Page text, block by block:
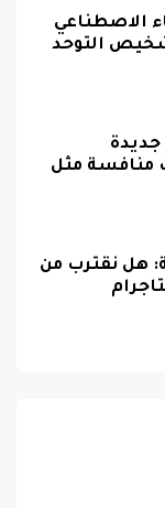
الاصطناعي
التوحد
12 ميزة جديدة
منافسة مثل
هل نقترب من